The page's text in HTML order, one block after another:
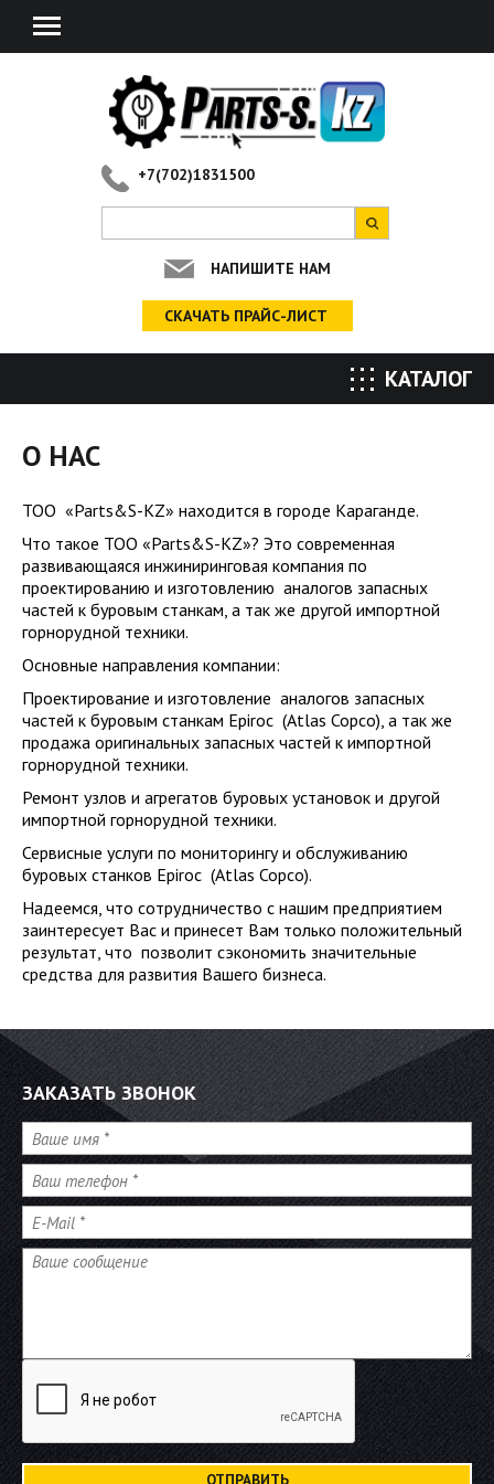
+7(702)1831500
НАПИШИТЕ НАМ
СКАЧАТЬ ПРАЙС-ЛИСТ
КАТАЛОГ
О НАС
ТОО «Parts&S-KZ» находится в городе Караганде.
Что такое ТОО «Parts&S-KZ»? Это современная
развивающаяся инжиниринговая компания по
проектированию и изготовлению аналогов запасных
частей к буровым станкам, а так же другой импортной
горнорудной техники.
Основные направления компании:
Проектирование и изготовление аналогов запасных
частей к буровым станкам Epiroc (Atlas Copco), а так же
продажа оригинальных запасных частей к импортной
горнорудной техники.
Ремонт узлов и агрегатов буровых установок и другой
импортной горнорудной техники.
Сервисные услуги по мониторингу и обслуживанию
буровых станков Epiroc (Atlas Copco).
Надеемся, что сотрудничество с нашим предприятием
заинтересует Вас и принесет Вам только положительный
результат, что позволит сэкономить значительные
средства для развития Вашего бизнеса.
ЗАКАЗАТЬ ЗВОНОК
Имя*
Телефон*
E-Mail *
Сообщение*